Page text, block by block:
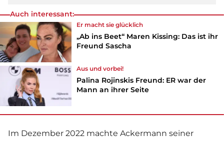
Auch interessant:
Er macht sie glücklich
„Ab ins Beet“ Maren Kissing: Das ist ihr
Freund Sascha
Aus und vorbei!
Palina Rojinskis Freund: ER war der
Mann an ihrer Seite
Im Dezember 2022 machte Ackermann seiner